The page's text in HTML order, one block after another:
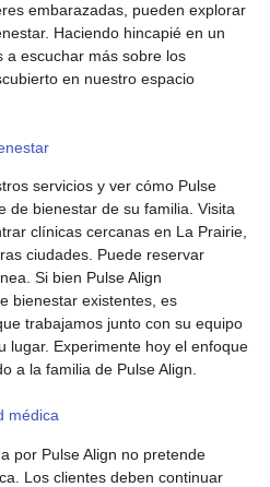
embarazadas, pueden explorar
Haciendo hincapié en un
a escuchar más sobre los
en nuestro espacio
servicios y ver cómo Pulse
de bienestar de su familia. Visita
clínicas cercanas en La Prairie,
ciudades. Puede reservar
Si bien Pulse Align
bienestar existentes, es
trabajamos junto con su equipo
lugar. Experimente hoy el enfoque
a la familia de Pulse Align.
médica
por Pulse Align no pretende
Los clientes deben continuar